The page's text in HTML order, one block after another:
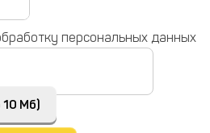
персональных данных
10 Мб)